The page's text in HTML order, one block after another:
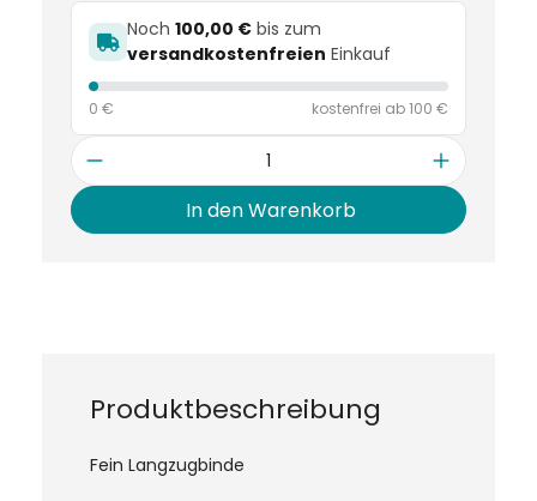
Noch 100,00 € bis zum
versandkostenfreien Einkauf
0 € kostenfrei ab 100 €
Anzahl
In den Warenkorb
Produktbeschreibung
Fein Langzugbinde